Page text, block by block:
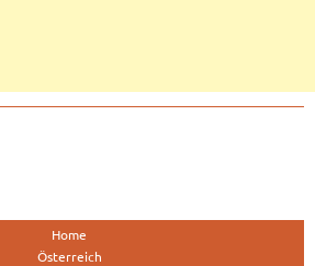
Home
Österreich